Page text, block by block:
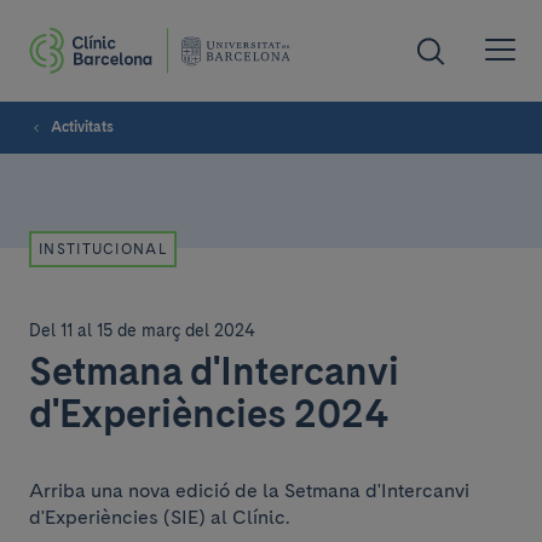
Activitats
INSTITUCIONAL
Del 11 al 15 de març del 2024
Setmana d'Intercanvi
d'Experiències 2024
Arriba una nova edició de la Setmana d'Intercanvi
d'Experiències (SIE) al Clínic.